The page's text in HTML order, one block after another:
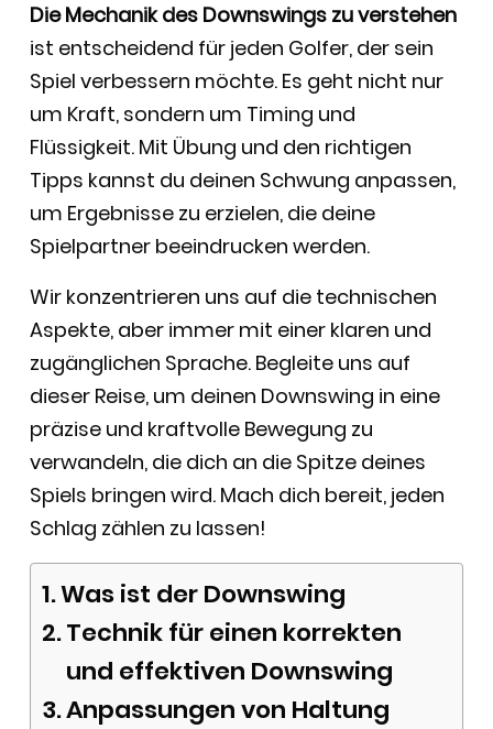
Die Mechanik des Downswings zu verstehen
ist entscheidend für jeden Golfer, der sein
Spiel verbessern möchte. Es geht nicht nur
um Kraft, sondern um Timing und
Flüssigkeit. Mit Übung und den richtigen
Tipps kannst du deinen Schwung anpassen,
um Ergebnisse zu erzielen, die deine
Spielpartner beeindrucken werden.
Wir konzentrieren uns auf die technischen
Aspekte, aber immer mit einer klaren und
zugänglichen Sprache. Begleite uns auf
dieser Reise, um deinen Downswing in eine
präzise und kraftvolle Bewegung zu
verwandeln, die dich an die Spitze deines
Spiels bringen wird. Mach dich bereit, jeden
Schlag zählen zu lassen!
Was ist der Downswing
Technik für einen korrekten
und effektiven Downswing
Anpassungen von Haltung